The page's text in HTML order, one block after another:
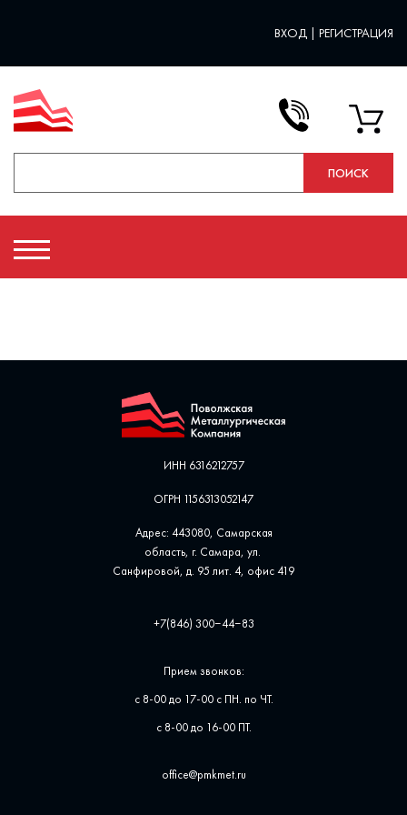
ВХОД | РЕГИСТРАЦИЯ
ИНН 6316212757
ОГРН 1156313052147
Адрес: 443080, Самарская
область, г. Самара, ул. ​
Санфировой, д. 95 лит. 4, офис ​419
+7(846) 300‒44‒83
Прием звонков:
с 8-00 до 17-00 с ПН. по ЧТ.
с 8-00 до 16-00 ПТ.
office@pmkmet.ru